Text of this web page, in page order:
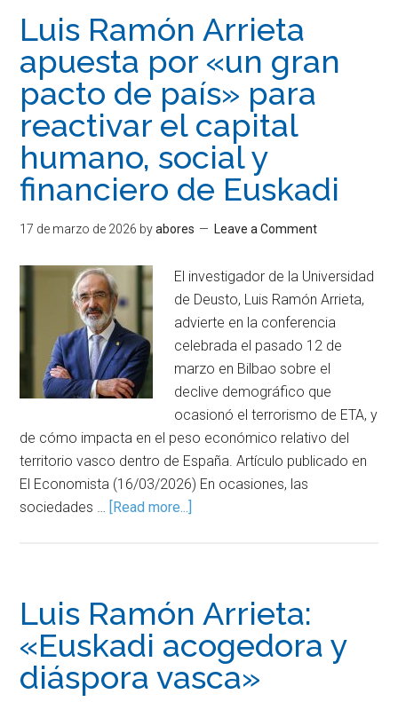
Luis Ramón Arrieta
apuesta por «un gran
pacto de país» para
reactivar el capital
humano, social y
financiero de Euskadi
17 de marzo de 2026 byabores Leave a Comment
El investigador de la Universidad
de Deusto, Luis Ramón Arrieta,
advierte en la conferencia
celebrada el pasado 12 de
marzo en Bilbao sobre el
declive demográfico que
ocasionó el terrorismo de ETA, y
de cómo impacta en el peso económico relativo del
territorio vasco dentro de España. Artículo publicado en
El Economista (16/03/2026) En ocasiones, las
sociedades … [Read more...]
Luis Ramón Arrieta:
«Euskadi acogedora y
diáspora vasca»